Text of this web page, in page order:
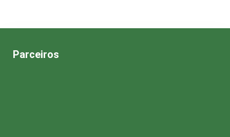
Parceiros